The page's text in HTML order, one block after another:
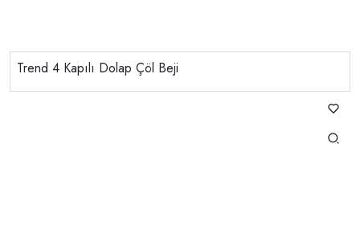
Trend 4 Kapılı Dolap Çöl Beji